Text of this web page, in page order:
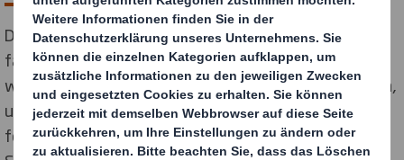
DS Smith, weltweit führender Hersteller nachhaltiger,
faserbasierter Verpackungslösungen, verzichtet zum
wiederholten Mal auf Geschenke für Geschäftskunden,
um stattdessen eine gemeinnützige Organisation zu
fördern. In diesem Jahr unterstützt DS Smith die Heinz